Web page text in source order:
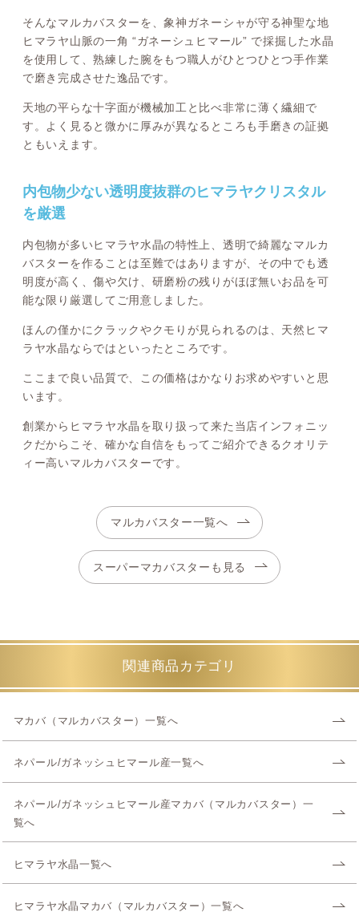
そんなマルカバスターを、象神ガネーシャが守る神聖な地
ヒマラヤ山脈の一角 “ガネーシュヒマール” で採掘した水晶
を使用して、熟練した腕をもつ職人がひとつひとつ手作業
で磨き完成させた逸品です。
天地の平らな十字面が機械加工と比べ非常に薄く繊細で
す。よく見ると微かに厚みが異なるところも手磨きの証拠
ともいえます。
内包物少ない透明度抜群のヒマラヤクリスタル
を厳選
内包物が多いヒマラヤ水晶の特性上、透明で綺麗なマルカ
バスターを作ることは至難ではありますが、その中でも透
明度が高く、傷や欠け、研磨粉の残りがほぼ無いお品を可
能な限り厳選してご用意しました。
ほんの僅かにクラックやクモりが見られるのは、天然ヒマ
ラヤ水晶ならではといったところです。
ここまで良い品質で、この価格はかなりお求めやすいと思
います。
創業からヒマラヤ水晶を取り扱って来た当店インフォニッ
クだからこそ、確かな自信をもってご紹介できるクオリテ
ィー高いマルカバスターです。
マルカバスター一覧へ
スーパーマカバスターも見る
関連商品カテゴリ
マカバ（マルカバスター）一覧へ
ネパール/ガネッシュヒマール産一覧へ
ネパール/ガネッシュヒマール産マカバ（マルカバスター）一
覧へ
ヒマラヤ水晶一覧へ
ヒマラヤ水晶マカバ（マルカバスター）一覧へ